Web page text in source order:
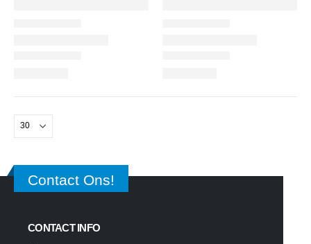
Contact Ons!
CONTACT INFO